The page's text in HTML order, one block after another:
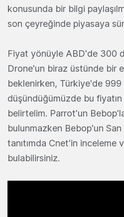
konusunda bir bilgi
son çeyreğinde piyasaya
Fiyat yönüyle ABD'de 300
Drone'un biraz üstünde bir
beklenirken, Türkiye'de 999
düşündüğümüzde bu fiyatın
belirtelim. Parrot'un
bulunmazken Bebop'un San
tanıtımda Cnet'in inceleme
bulabilirsiniz.